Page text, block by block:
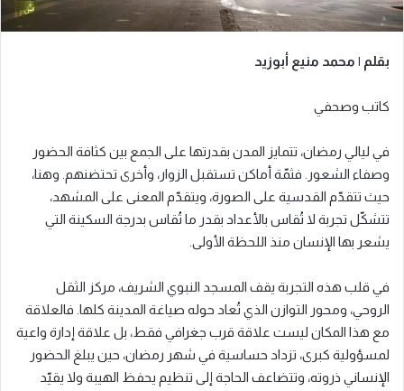
بقلم | محمد منيع أبوزيد
كاتب وصحفي
في ليالي رمضان، تتمايز المدن بقدرتها على الجمع بين كثافة الحضور
وصفاء الشعور. فثمّة أماكن تستقبل الزوار، وأخرى تحتضنهم. وهنا،
حيث تتقدّم القدسية على الصورة، ويتقدّم المعنى على المشهد،
تتشكّل تجربة لا تُقاس بالأعداد بقدر ما تُقاس بدرجة السكينة التي
يشعر بها الإنسان منذ اللحظة الأولى.
في قلب هذه التجربة يقف المسجد النبوي الشريف، مركز الثقل
الروحي، ومحور التوازن الذي تُعاد حوله صياغة المدينة كلها. فالعلاقة
مع هذا المكان ليست علاقة قرب جغرافي فقط، بل علاقة إدارة واعية
لمسؤولية كبرى، تزداد حساسية في شهر رمضان، حين يبلغ الحضور
الإنساني ذروته، وتتضاعف الحاجة إلى تنظيم يحفظ الهيبة ولا يقيّد